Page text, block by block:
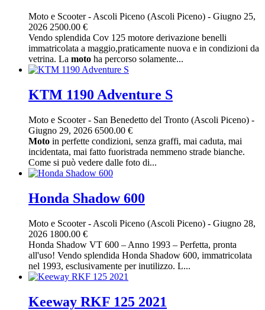
Moto e Scooter- Ascoli Piceno (Ascoli Piceno) - Giugno 25,
2026 2500.00 €
Vendo splendida Cov 125 motore derivazione benelli
immatricolata a maggio,praticamente nuova e in condizioni da
vetrina. La moto ha percorso solamente...
KTM 1190 Adventure S
Moto e Scooter- San Benedetto del Tronto (Ascoli Piceno) -
Giugno 29, 2026 6500.00 €
Moto in perfette condizioni, senza graffi, mai caduta, mai
incidentata, mai fatto fuoristrada nemmeno strade bianche.
Come si può vedere dalle foto di...
Honda Shadow 600
Moto e Scooter- Ascoli Piceno (Ascoli Piceno) - Giugno 28,
2026 1800.00 €
Honda Shadow VT 600 – Anno 1993 – Perfetta, pronta
all'uso! Vendo splendida Honda Shadow 600, immatricolata
nel 1993, esclusivamente per inutilizzo. L...
Keeway RKF 125 2021